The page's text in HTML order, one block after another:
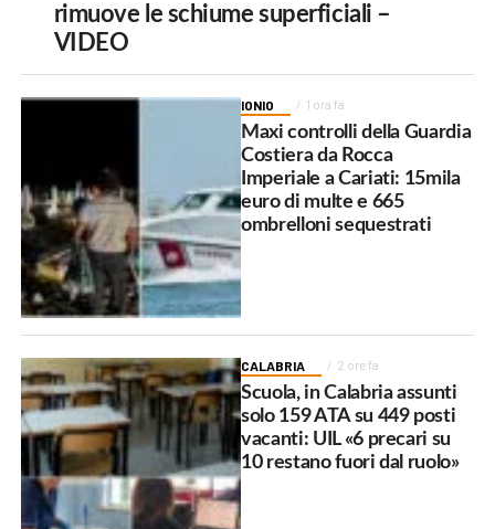
rimuove le schiume superficiali –
VIDEO
IONIO 1 ora fa
Maxi controlli della Guardia
Costiera da Rocca
Imperiale a Cariati: 15mila
euro di multe e 665
ombrelloni sequestrati
CALABRIA 2 ore fa
Scuola, in Calabria assunti
solo 159 ATA su 449 posti
vacanti: UIL «6 precari su
10 restano fuori dal ruolo»